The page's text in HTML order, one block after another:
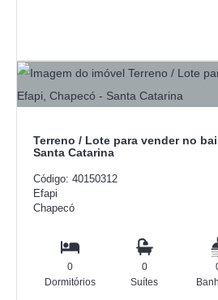
Terreno / Lote para vender no
Santa Catarina
Código: 40150312
Efapi
Chapecó
0
Dormitórios
0
Suítes